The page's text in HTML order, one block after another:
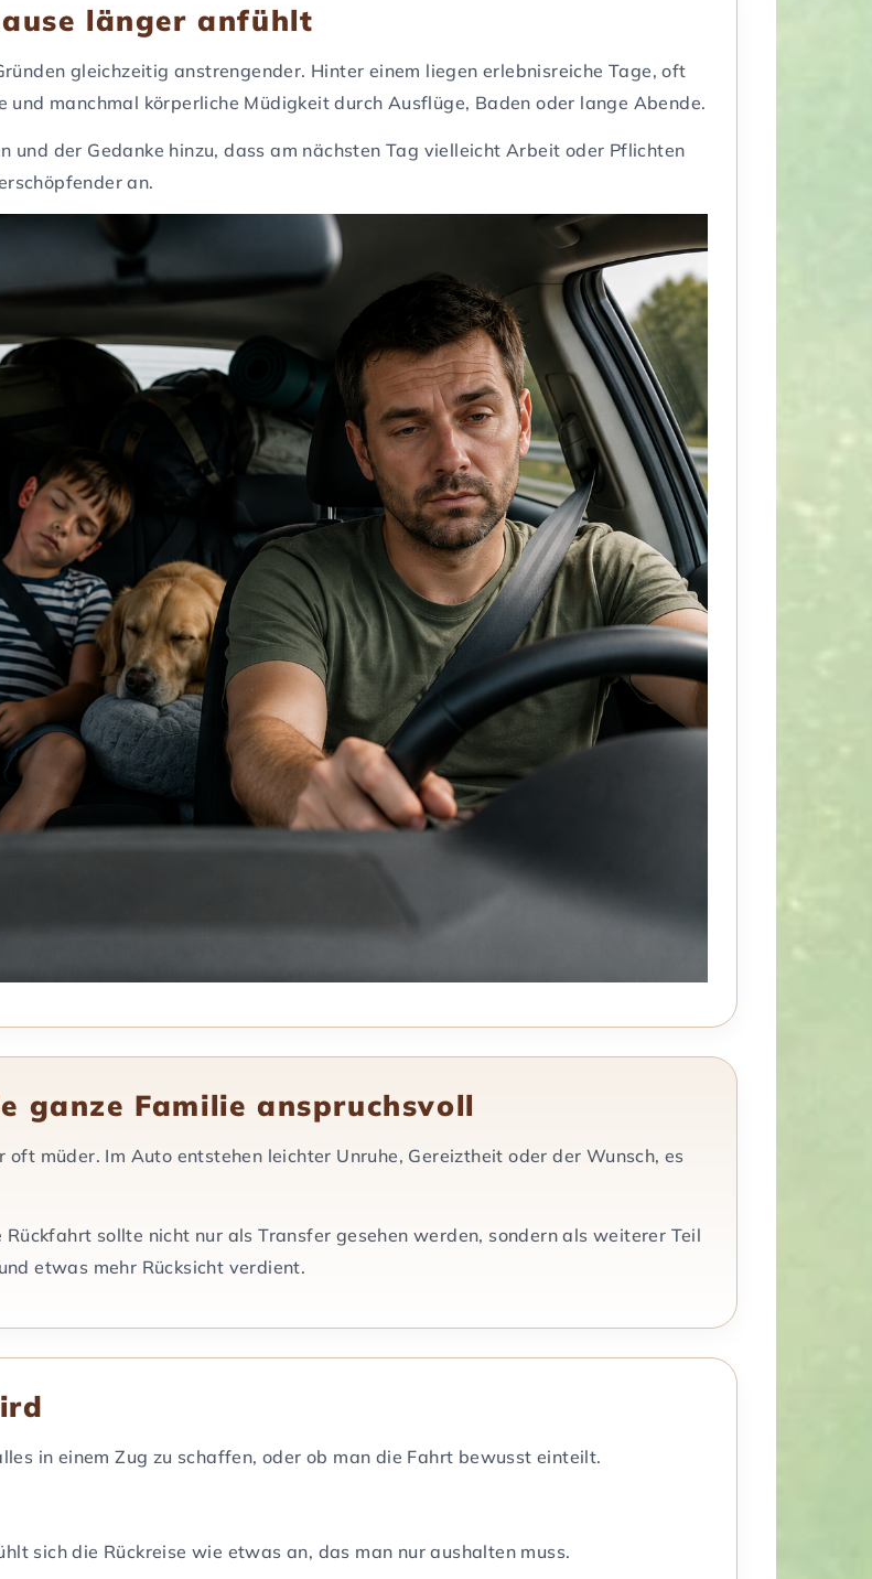
länger anfühlt
gleichzeitig anstrengender. Hinter einem liegen erlebnisreiche Tage, oft
manchmal körperliche Müdigkeit durch Ausflüge, Baden oder lange Abende.
und der Gedanke hinzu, dass am nächsten Tag vielleicht Arbeit oder Pflichten
an.
ganze Familie anspruchsvoll
müder. Im Auto entstehen leichter Unruhe, Gereiztheit oder der Wunsch, es
sollte nicht nur als Transfer gesehen werden, sondern als weiterer Teil
etwas mehr Rücksicht verdient.
in einem Zug zu schaffen, oder ob man die Fahrt bewusst einteilt.
sich die Rückreise wie etwas an, das man nur aushalten muss.